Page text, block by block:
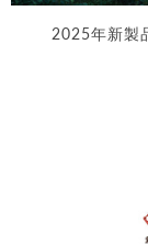
2025年新製